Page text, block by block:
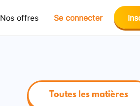
Nos offres Se connecter
Toutes les matières